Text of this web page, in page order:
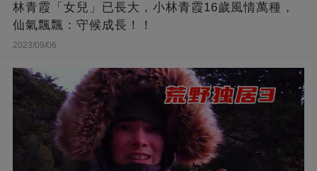
林青霞「女兒」已長大，小林青霞16歲風情萬種，
仙氣飄飄：守候成長！！
2023/09/06